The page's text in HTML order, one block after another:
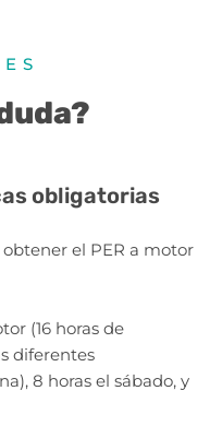
obligatorias
el PER a motor
(16 horas de
diferentes
8 horas el sábado, y